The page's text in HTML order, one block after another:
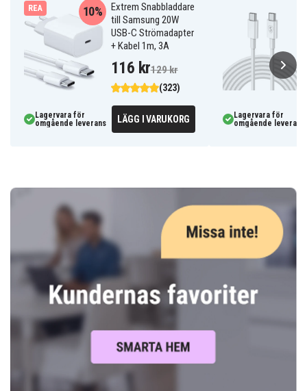
REA
Extrem Snabbladdare
till Samsung 20W
USB-C Strömadapter
+ Kabel 1m, 3A
(323)
10%
116 kr129 kr
Lagervara för
omgående leverans
LÄGG I VARUKORG
Lagervara för
omgående leverans